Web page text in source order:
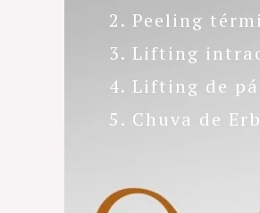
2. Peeling
3. Lifting
4. Lifting de
5. Chuva de